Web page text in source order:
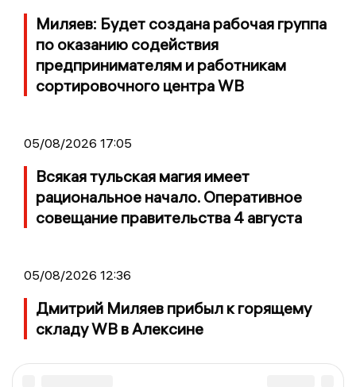
Миляев: Будет создана рабочая группа
по оказанию содействия
предпринимателям и работникам
сортировочного центра WB
05/08/2026 17:05
Всякая тульская магия имеет
рациональное начало. Оперативное
совещание правительства 4 августа
05/08/2026 12:36
Дмитрий Миляев прибыл к горящему
складу WB в Алексине